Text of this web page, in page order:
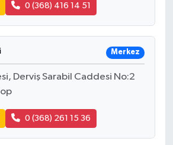
0 (368) 416 14 51
Merkez
Derviş Sarabil Caddesi No:2
0 (368) 261 15 36